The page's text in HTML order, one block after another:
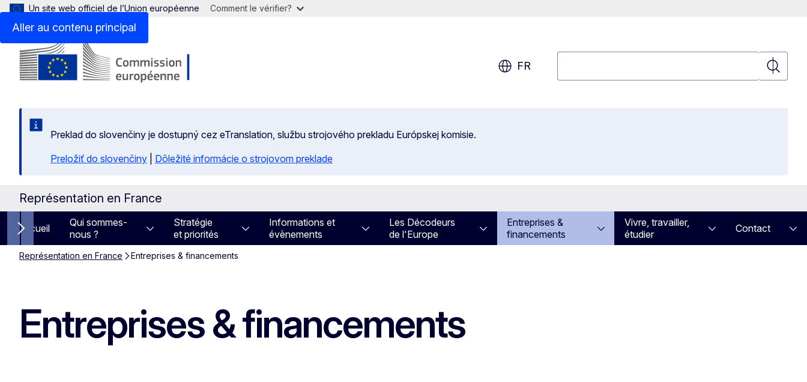
Aller au contenu principal
Un site web officiel de l’Union européenne Comment le vérifier?
FR
Preklad do slovenčiny je dostupný cez eTranslation, službu strojového prekladu Európskej komisie.
Preložiť do slovenčiny
Dôležité informácie o strojovom preklade
Représentation en France
Next items
Accueil
Qui sommes-
nous ?
Stratégie
et priorités
Informations et
évènements
Les Décodeurs
de l'Europe
Entreprises &
financements
Vivre, travailler,
étudier
Contact
Représentation en France Entreprises & financements
Entreprises & financements